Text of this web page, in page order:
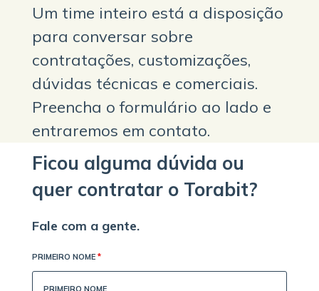
Um time inteiro está a disposição
para conversar sobre
contratações, customizações,
dúvidas técnicas e comerciais.
Preencha o formulário ao lado e
entraremos em contato.
Ficou alguma dúvida ou
quer contratar o Torabit?
Fale com a gente.
PRIMEIRO NOME *